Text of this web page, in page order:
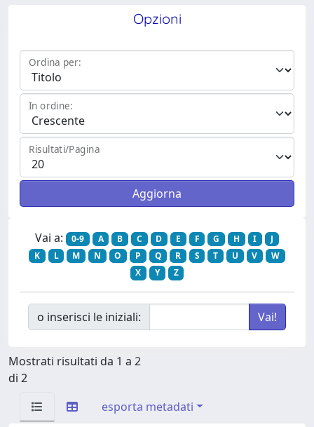
Opzioni
Ordina per:
In ordine:
Risultati/Pagina
Vai a: 0-9 A B C D E F G H I
J
K
L M N O P Q R S T U V
W
X
Y Z
o inserisci le iniziali:
Mostrati risultati da 1 a 2
di 2
esporta metadati